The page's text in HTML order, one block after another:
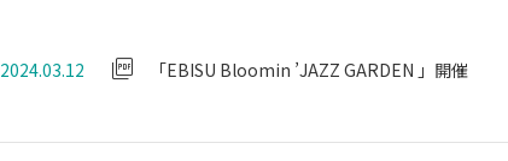
2024.03.12 「EBISU Bloomin ’JAZZ GARDEN 」開催